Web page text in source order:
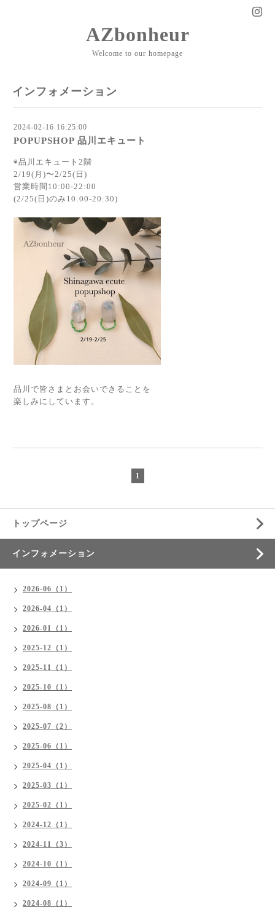
AZbonheur
Welcome to our homepage
インフォメーション
2024-02-16 16:25:00
POPUPSHOP 品川エキュート
◉品川エキュート2階
2/19(月)〜2/25(日)
営業時間10:00-22:00
(2/25(日)のみ10:00-20:30)
品川で皆さまとお会いできることを
楽しみにしています。
1
トップページ
インフォメーション
2026-06（1）
2026-04（1）
2026-01（1）
2025-12（1）
2025-11（1）
2025-10（1）
2025-08（1）
2025-07（2）
2025-06（1）
2025-04（1）
2025-03（1）
2025-02（1）
2024-12（1）
2024-11（3）
2024-10（1）
2024-09（1）
2024-08（1）